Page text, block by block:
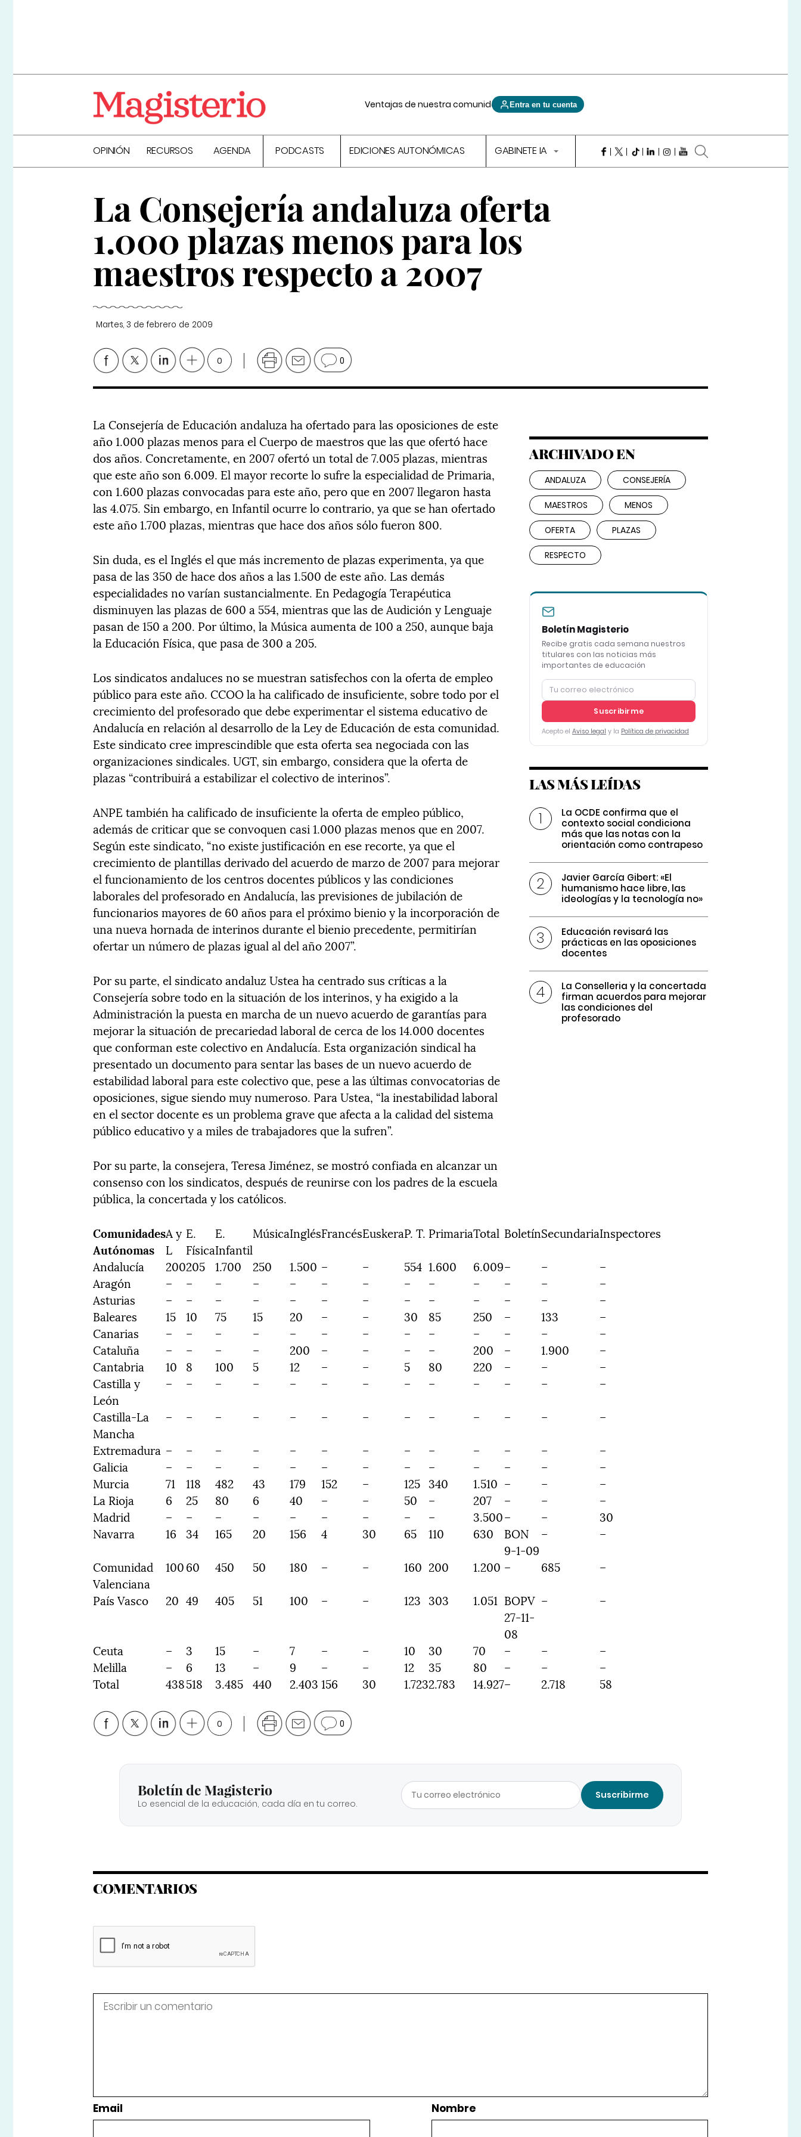
Ventajas de nuestra comunidad Entra en tu cuenta
OPINIÓN RECURSOS AGENDA PODCASTS EDICIONES AUTONÓMICAS GABINETE IA
La Consejería andaluza oferta
1.000 plazas menos para los
maestros respecto a 2007
Martes, 3 de febrero de 2009
0 0
La Consejería de Educación andaluza ha ofertado para las oposiciones de este
año 1.000 plazas menos para el Cuerpo de maestros que las que ofertó hace
dos años. Concretamente, en 2007 ofertó un total de 7.005 plazas, mientras
que este año son 6.009. El mayor recorte lo sufre la especialidad de Primaria,
con 1.600 plazas convocadas para este año, pero que en 2007 llegaron hasta
las 4.075. Sin embargo, en Infantil ocurre lo contrario, ya que se han ofertado
este año 1.700 plazas, mientras que hace dos años sólo fueron 800.
Sin duda, es el Inglés el que más incremento de plazas experimenta, ya que
pasa de las 350 de hace dos años a las 1.500 de este año. Las demás
especialidades no varían sustancialmente. En Pedagogía Terapéutica
disminuyen las plazas de 600 a 554, mientras que las de Audición y Lenguaje
pasan de 150 a 200. Por último, la Música aumenta de 100 a 250, aunque baja
la Educación Física, que pasa de 300 a 205.
Los sindicatos andaluces no se muestran satisfechos con la oferta de empleo
público para este año. CCOO la ha calificado de insuficiente, sobre todo por el
crecimiento del profesorado que debe experimentar el sistema educativo de
Andalucía en relación al desarrollo de la Ley de Educación de esta comunidad.
Este sindicato cree imprescindible que esta oferta sea negociada con las
organizaciones sindicales. UGT, sin embargo, considera que la oferta de
plazas “contribuirá a estabilizar el colectivo de interinos”.
ANPE también ha calificado de insuficiente la oferta de empleo público,
además de criticar que se convoquen casi 1.000 plazas menos que en 2007.
Según este sindicato, “no existe justificación en ese recorte, ya que el
crecimiento de plantillas derivado del acuerdo de marzo de 2007 para mejorar
el funcionamiento de los centros docentes públicos y las condiciones
laborales del profesorado en Andalucía, las previsiones de jubilación de
funcionarios mayores de 60 años para el próximo bienio y la incorporación de
una nueva hornada de interinos durante el bienio precedente, permitirían
ofertar un número de plazas igual al del año 2007”.
Por su parte, el sindicato andaluz Ustea ha centrado sus críticas a la
Consejería sobre todo en la situación de los interinos, y ha exigido a la
Administración la puesta en marcha de un nuevo acuerdo de garantías para
mejorar la situación de precariedad laboral de cerca de los 14.000 docentes
que conforman este colectivo en Andalucía. Esta organización sindical ha
presentado un documento para sentar las bases de un nuevo acuerdo de
estabilidad laboral para este colectivo que, pese a las últimas convocatorias de
oposiciones, sigue siendo muy numeroso. Para Ustea, “la inestabilidad laboral
en el sector docente es un problema grave que afecta a la calidad del sistema
público educativo y a miles de trabajadores que la sufren”.
Por su parte, la consejera, Teresa Jiménez, se mostró confiada en alcanzar un
consenso con los sindicatos, después de reunirse con los padres de la escuela
pública, la concertada y los católicos.
Comunidades
Autónomas
A y
L
E.
Física
E.
Infantil
MúsicaInglésFrancésEuskeraP. T. PrimariaTotal BoletínSecundariaInspectores
Andalucía
200205 1.700 250 1.500 – – 554 1.600 6.009– –
–
Aragón
– – – – – – – – – – – –
–
Asturias
– – – – – – – – – – – –
–
Baleares
15 10 75 15 20 – – 30 85 250 – 133
–
Canarias
– – – – – – – – – – – –
–
Cataluña
– – – – 200 – – – – 200 – 1.900
–
Cantabria
10 8 100 5 12 – – 5 80 220 – –
–
Castilla y
León
– – – – – – – – – – – –
–
Castilla-La
Mancha
– – – – – – – – – – – –
–
Extremadura – – – – – – – – – – – –
–
Galicia
– – – – – – – – – – – –
–
Murcia
71 118 482 43 179 152 – 125 340 1.510 – –
–
La Rioja
6 25 80 6 40 – – 50 – 207 – –
–
Madrid
– – – – – – – – – 3.500– –
30
Navarra
16 34 165 20 156 4 30 65 110 630
BON
9-1-09
–
–
Comunidad
Valenciana
10060 450 50 180 – – 160 200 1.200 – 685
–
País Vasco
20 49 405 51 100 – – 123 303 1.051 BOPV
27-11-
08
– –
Ceuta – 3 15 – 7 – – 10 30 70 – –
–
Melilla
– 6 13 – 9 – – 12 35 80 – –
–
Total
438518 3.485 440 2.403 156 30 1.7232.783 14.927– 2.718 58
0 0
ARCHIVADO EN
ANDALUZA CONSEJERÍA
MAESTROS MENOS
OFERTA PLAZAS
RESPECTO
Boletín Magisterio
Recibe gratis cada semana nuestros
titulares con las noticias más
importantes de educación
Suscribirme
Acepto el Aviso legal y la Política de privacidad
LAS MÁS LEÍDAS
La OCDE confirma que el
contexto social condiciona
más que las notas con la
orientación como contrapeso
Javier García Gibert: «El
humanismo hace libre, las
ideologías y la tecnología no»
Educación revisará las
prácticas en las oposiciones
docentes
La Conselleria y la concertada
firman acuerdos para mejorar
las condiciones del
profesorado
Boletín de Magisterio
Lo esencial de la educación, cada día en tu correo.
Suscribirme
COMENTARIOS
Email Nombre